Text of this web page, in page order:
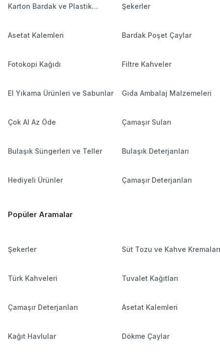
Karton Bardak ve Plastik
Şekerler
Asetat Kalemleri Bardak Poşet Çaylar
Fotokopi Kağıdı Filtre Kahveler
El Yıkama Ürünleri ve Sabunlar Gıda Ambalaj Malzemeleri
Çok Al Az Öde Çamaşır Suları
Bulaşık Süngerleri ve Teller Bulaşık Deterjanları
Hediyeli Ürünler Çamaşır Deterjanları
Popüler Aramalar
Şekerler Süt Tozu ve Kahve Kremaları
Türk Kahveleri Tuvalet Kağıtları
Çamaşır Deterjanları Asetat Kalemleri
Kağıt Havlular Dökme Çaylar